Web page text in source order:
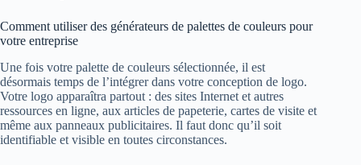
Comment utiliser des générateurs de palettes de couleurs pour
votre entreprise
Une fois votre palette de couleurs sélectionnée, il est
désormais temps de l’intégrer dans votre conception de logo.
Votre logo apparaîtra partout : des sites Internet et autres
ressources en ligne, aux articles de papeterie, cartes de visite et
même aux panneaux publicitaires. Il faut donc qu’il soit
identifiable et visible en toutes circonstances.